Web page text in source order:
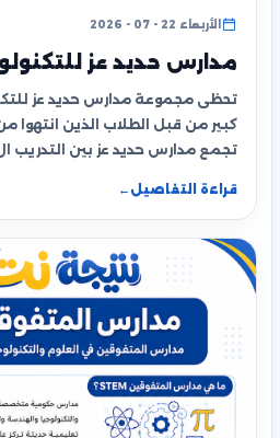
الأربعاء 22 - 07 - 2026
مدارس حديد عز
تحظى مجموعة مدارس حديد عز
كبير من قبل الطلاب الذين انتهوا
تجمع مدارس حديد عز بين التدريب
قراءة التفاصيل ←